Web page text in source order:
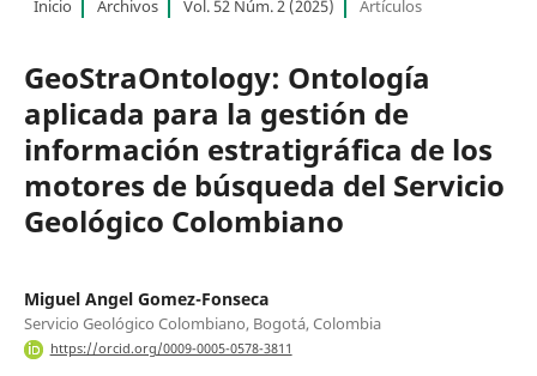
Inicio Archivos Vol. 52 Núm. 2 (2025) Artículos
GeoStraOntology: Ontología
aplicada para la gestión de
información estratigráfica de los
motores de búsqueda del Servicio
Geológico Colombiano
Miguel Angel Gomez-Fonseca
Servicio Geológico Colombiano, Bogotá, Colombia
https://orcid.org/0009-0005-0578-3811